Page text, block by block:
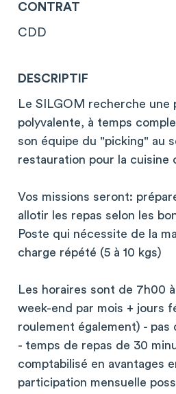
CONTRAT
CDD
DESCRIPTIF
Le SILGOM recherche une
polyvalente, à temps
son équipe du "picking" au
restauration pour la cuisine
Vos missions seront:
allotir les repas selon les
Poste qui nécessite de la
charge répété (5 à 10 kgs)
Les horaires sont de 7h00 à
week-end par mois + jours
roulement également) - pas
- temps de repas de 30
comptabilisé en avantages
participation mensuelle